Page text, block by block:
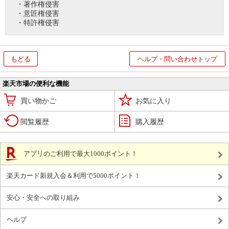
・著作権侵害
・意匠権侵害
・特許権侵害
もどる ヘルプ・問い合わせトップ
楽天市場の便利な機能
買い物かご お気に入り
閲覧履歴 購入履歴
アプリのご利用で最大1000ポイント！
楽天カード新規入会＆利用で5000ポイント！
安心・安全への取り組み
ヘルプ